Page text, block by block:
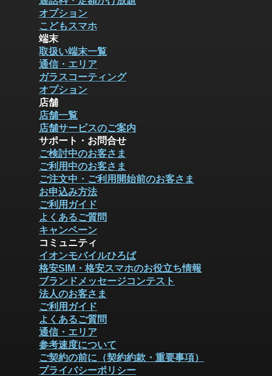
オプション
こどもスマホ
端末
取扱い端末一覧
通信・エリア
ガラスコーティング
オプション
店舗
店舗一覧
店舗サービスのご案内
サポート・お問合せ
ご検討中のお客さま
ご利用中のお客さま
ご注文中・ご利用開始前のお客さま
お申込み方法
ご利用ガイド
よくあるご質問
キャンペーン
コミュニティ
イオンモバイルひろば
格安SIM・格安スマホのお役立ち情報
ブランドメッセージコンテスト
法人のお客さま
ご利用ガイド
よくあるご質問
通信・エリア
参考速度について
ご契約の前に（契約約款・重要事項）
プライバシーポリシー